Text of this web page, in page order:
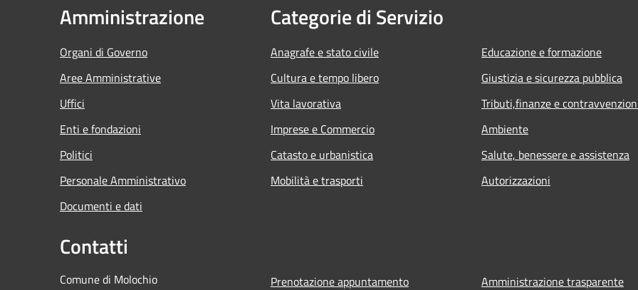
Amministrazione
Organi di Governo
Aree Amministrative
Uffici
Enti e fondazioni
Politici
Personale Amministrativo
Documenti e dati
Categorie di Servizio
Anagrafe e stato civile
Cultura e tempo libero
Vita lavorativa
Imprese e Commercio
Catasto e urbanistica
Mobilità e trasporti
Educazione e formazione
Giustizia e sicurezza pubblica
Tributi,finanze e
Ambiente
Salute, benessere e assistenza
Autorizzazioni
Contatti
Comune di Molochio
Prenotazione appuntamento
Amministrazione trasparente